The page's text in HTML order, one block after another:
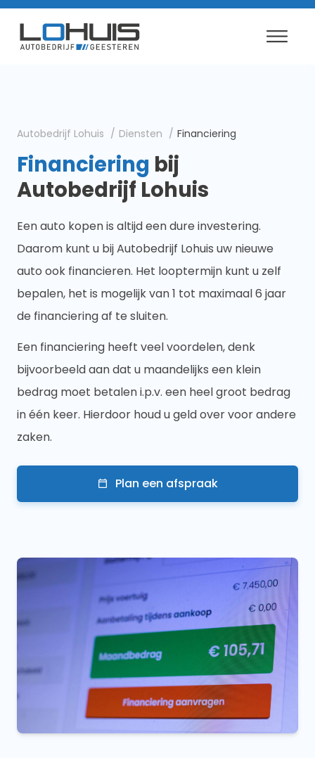
Autobedrijf Lohuis Diensten Financiering
Financiering bij
Autobedrijf Lohuis
Een auto kopen is altijd een dure investering.
Daarom kunt u bij Autobedrijf Lohuis uw nieuwe
auto ook financieren. Het looptermijn kunt u zelf
bepalen, het is mogelijk van 1 tot maximaal 6 jaar
de financiering af te sluiten.
Een financiering heeft veel voordelen, denk
bijvoorbeeld aan dat u maandelijks een klein
bedrag moet betalen i.p.v. een heel groot bedrag
in één keer. Hierdoor houd u geld over voor andere
zaken.
Plan een afspraak